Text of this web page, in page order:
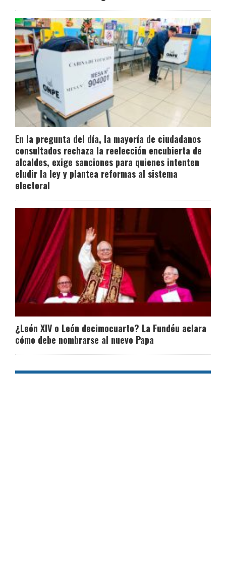
En la pregunta del día, la mayoría de ciudadanos
consultados rechaza la reelección encubierta de
alcaldes, exige sanciones para quienes intenten
eludir la ley y plantea reformas al sistema
electoral
¿León XIV o León decimocuarto? La Fundéu aclara
cómo debe nombrarse al nuevo Papa